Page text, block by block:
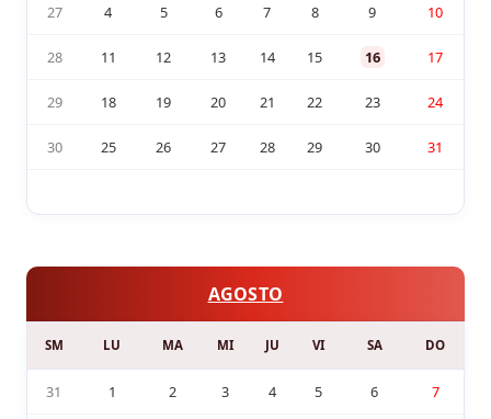
27 4 5 6 7 8 9 10
28 11 12 13 14 15 16 17
29 18 19 20 21 22 23 24
30 25 26 27 28 29 30 31
AGOSTO
SM LU MA MI JU VI SA DO
31 1 2 3 4 5 6 7